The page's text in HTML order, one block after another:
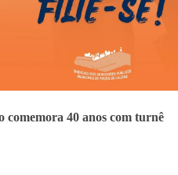
comemora 40 anos com turnê